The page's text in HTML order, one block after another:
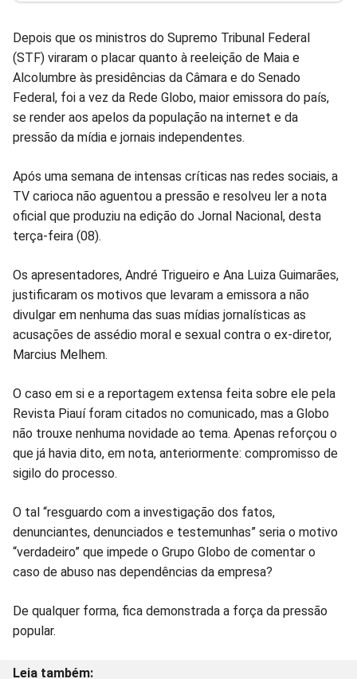
Depois que os ministros do Supremo Tribunal Federal
(STF) viraram o placar quanto à reeleição de Maia e
Alcolumbre às presidências da Câmara e do Senado
Federal, foi a vez da Rede Globo, maior emissora do país,
se render aos apelos da população na internet e da
pressão da mídia e jornais independentes.
Após uma semana de intensas críticas nas redes sociais, a
TV carioca não aguentou a pressão e resolveu ler a nota
oficial que produziu na edição do Jornal Nacional, desta
terça-feira (08).
Os apresentadores, André Trigueiro e Ana Luiza Guimarães,
justificaram os motivos que levaram a emissora a não
divulgar em nenhuma das suas mídias jornalísticas as
acusações de assédio moral e sexual contra o ex-diretor,
Marcius Melhem.
O caso em si e a reportagem extensa feita sobre ele pela
Revista Piauí foram citados no comunicado, mas a Globo
não trouxe nenhuma novidade ao tema. Apenas reforçou o
que já havia dito, em nota, anteriormente: compromisso de
sigilo do processo.
O tal “resguardo com a investigação dos fatos,
denunciantes, denunciados e testemunhas” seria o motivo
“verdadeiro” que impede o Grupo Globo de comentar o
caso de abuso nas dependências da empresa?
De qualquer forma, fica demonstrada a força da pressão
popular.